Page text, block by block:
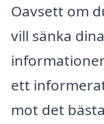
Oavsett om
vill sänka
ett
mot det